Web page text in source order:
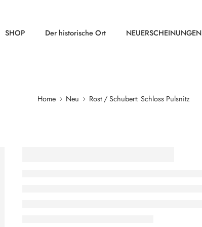
SHOP Der historische Ort NEUERSCHEINUNGEN
Home Neu Rost / Schubert: Schloss Pulsnitz